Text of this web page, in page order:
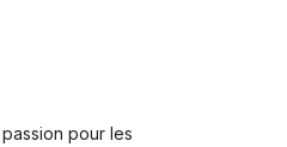
pour les